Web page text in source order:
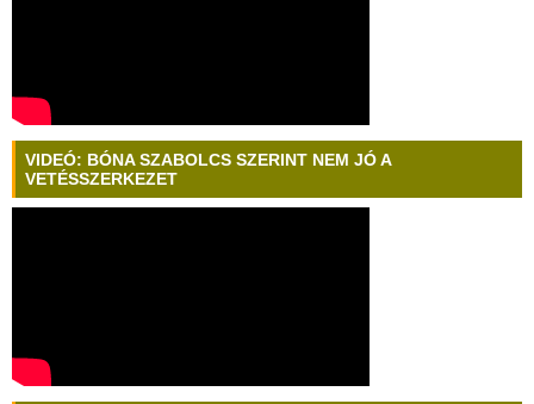
VIDEÓ: BÓNA SZABOLCS SZERINT NEM JÓ A
VETÉSSZERKEZET